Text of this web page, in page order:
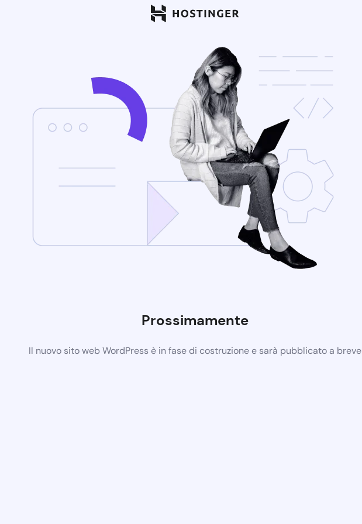
Prossimamente
Il nuovo sito web WordPress è in fase di costruzione e sarà pubblicato a breve